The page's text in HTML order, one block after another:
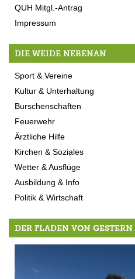
QUH Mitgl.-Antrag
Impressum
DIE WEIDE NEBENAN
Sport & Vereine
Kultur & Unterhaltung
Burschenschaften
Feuerwehr
Ärztliche Hilfe
Kirchen & Soziales
Wetter & Ausflüge
Ausbildung & Info
Politik & Wirtschaft
DER FLADEN VON GESTERN